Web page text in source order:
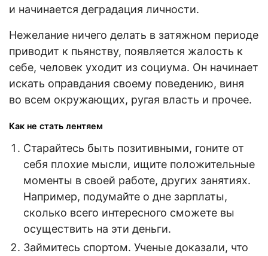
и начинается деградация личности.
Нежелание ничего делать в затяжном периоде
приводит к пьянству, появляется жалость к
себе, человек уходит из социума. Он начинает
искать оправдания своему поведению, виня
во всем окружающих, ругая власть и прочее.
Как не стать лентяем
Старайтесь быть позитивными, гоните от
себя плохие мысли, ищите положительные
моменты в своей работе, других занятиях.
Например, подумайте о дне зарплаты,
сколько всего интересного сможете вы
осуществить на эти деньги.
Займитесь спортом. Ученые доказали, что